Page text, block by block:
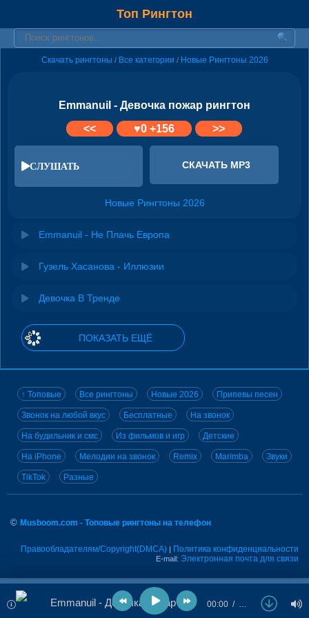
Топ Рингтон
Скачать рингтоны / Все категории / Новые Рингтоны 2026
Emmanuil - Девочка пожар рингтон
<<
♥0+156 >>
СЛУШАТЬ СКАЧАТЬ MP3
Новые Рингтоны 2026
Emmanuil - Не Плачь Европа
Гузель Хасанова - Иллюзии
Девочка В Тренде
ПОКАЗАТЬ ЕЩЁ
↑ Топовые Все рингтоны Новые 2026 Припевы песен
Звонок на любой вкус Бесплатные На звонок
На будильник и смс Из фильмов и игр Детские
На iPhone Мелодии на звонок Remix Marimba Звуки
TikTok Разные
© Musboom.com - Топовые рингтоны на телефон
Правообладателям/Copyright(DMCA) | Политика конфиденциальности
E-mail: Электронная почта для связи
Emmanuil - Девочка пожар 00:00 …